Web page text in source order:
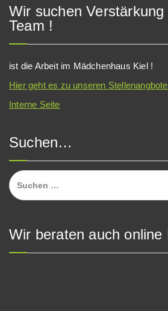
Wir suchen
Team !
ist die Arbeit im Mädchenhaus Kiel !
Hier geht es zu unseren
Interne Seite
Suchen…
Suchen
nach:
Wir beraten auch online